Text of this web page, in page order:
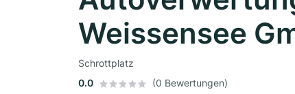
Weissensee
Schrottplatz
0.0
(0 Bewertungen)